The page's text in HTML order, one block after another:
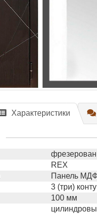
Характеристики
REX
Панель
3 (три)
100 мм